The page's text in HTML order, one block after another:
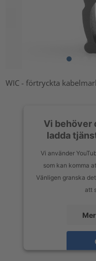
WIC - förtryckta
Vi behöver
ladda
Vi använder
som kan komma
Vänligen granska
att